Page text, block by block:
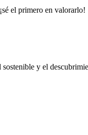
el primero en valorarlo!
y el